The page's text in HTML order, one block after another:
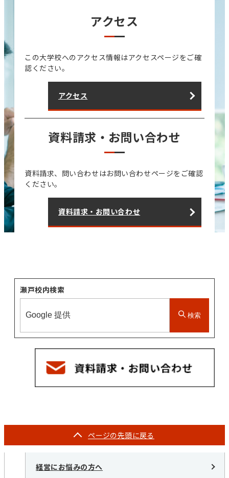
瀬戸校内検索
検索
アクセス
この大学校へのアクセス情報はアクセスページをご確
認ください。
アクセス
資料請求・お問い合わせ
資料請求、問い合わせはお問い合わせページをご確認
ください。
資料請求・お問い合わせ
ページの先頭に戻る
経営にお悩みの方へ